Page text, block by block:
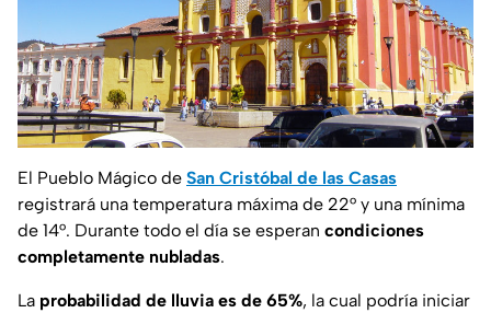
El Pueblo Mágico de San Cristóbal de las Casas
registrará una temperatura máxima de 22° y una mínima
de 14°. Durante todo el día se esperan condiciones
completamente nubladas.
La probabilidad de lluvia es de 65%, la cual podría iniciar